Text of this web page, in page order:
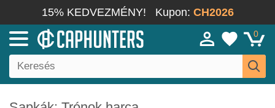
15% KEDVEZMÉNY! Kupon: CH2026
0